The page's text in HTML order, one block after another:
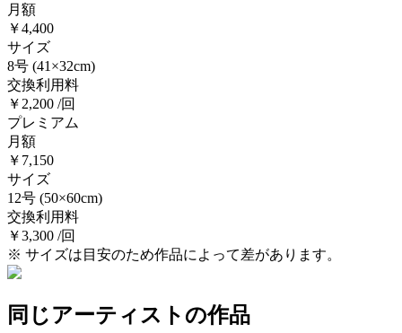
月額
￥4,400
サイズ
8号 (41×32cm)
交換利用料
￥2,200 /回
プレミアム
月額
￥7,150
サイズ
12号 (50×60cm)
交換利用料
￥3,300 /回
※ サイズは目安のため作品によって差があります。
同じアーティストの作品